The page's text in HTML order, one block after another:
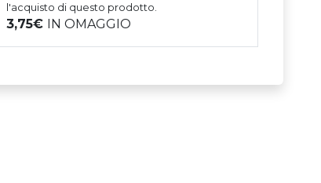
l'acquisto di questo prodotto.
3,75 IN OMAGGIO